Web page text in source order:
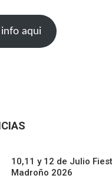
aqui
10,11 y 12 de Julio
Madroño 2026